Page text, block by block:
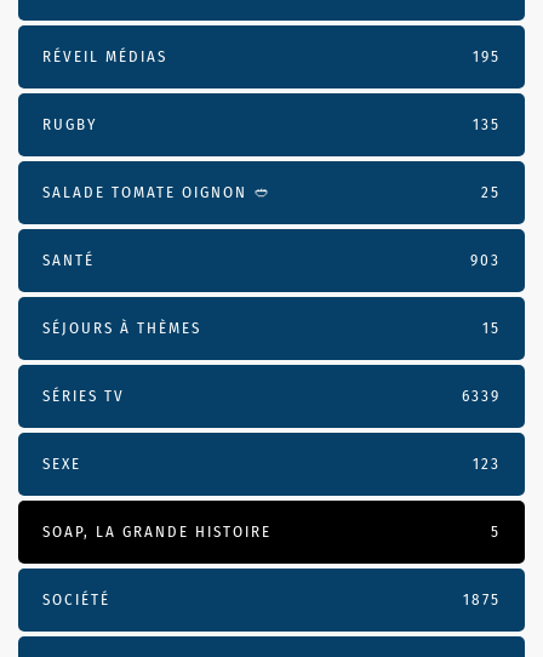
RÉVEIL MÉDIAS 195
RUGBY 135
SALADE TOMATE OIGNON 🥙 25
SANTÉ 903
SÉJOURS À THÈMES 15
SÉRIES TV 6339
SEXE 123
SOAP, LA GRANDE HISTOIRE 5
SOCIÉTÉ 1875